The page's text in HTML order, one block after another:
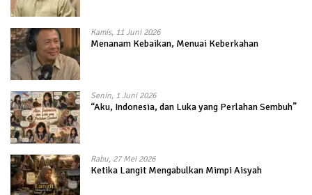
Kamis, 11 Juni 2026
Menanam Kebaikan, Menuai Keberkahan
Senin, 1 Juni 2026
“Aku, Indonesia, dan Luka yang Perlahan Sembuh”
Rabu, 27 Mei 2026
Ketika Langit Mengabulkan Mimpi Aisyah